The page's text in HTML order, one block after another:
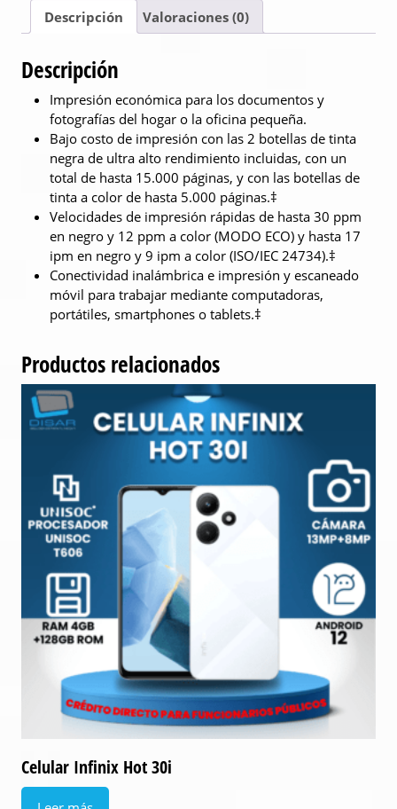
Descripción Valoraciones (0)
Descripción
Impresión económica para los documentos y
fotografías del hogar o la oficina pequeña.
Bajo costo de impresión con las 2 botellas de tinta
negra de ultra alto rendimiento incluidas, con un
total de hasta 15.000 páginas, y con las botellas de
tinta a color de hasta 5.000 páginas.‡
Velocidades de impresión rápidas de hasta 30 ppm
en negro y 12 ppm a color (MODO ECO) y hasta 17
ipm en negro y 9 ipm a color (ISO/IEC 24734).‡
Conectividad inalámbrica e impresión y escaneado
móvil para trabajar mediante computadoras,
portátiles, smartphones o tablets.‡
Productos relacionados
Celular Infinix Hot 30i